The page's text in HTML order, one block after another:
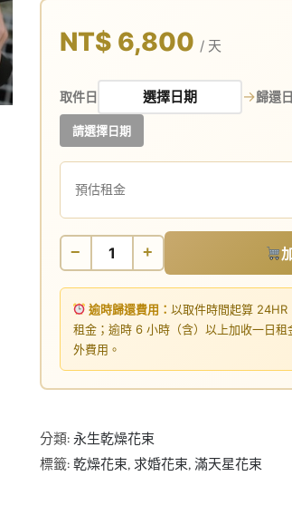
NT$ 6,800 / 天
取件日 →歸還
請選擇日期
預估租金
− +
逾時歸還費用：以取件時間起算
租金；逾時 6 小時（含）以上加收一日
外費用。
分類: 永生乾燥花束
標籤: 乾燥花束, 求婚花束, 滿天星花束